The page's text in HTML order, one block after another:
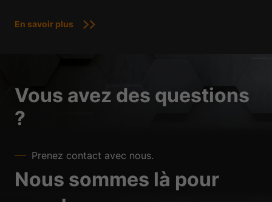
En savoir plus
Vous avez des questions
?
Prenez contact avec nous.
Nous sommes là pour